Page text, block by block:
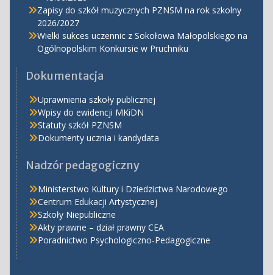
Zapisy do szkół muzycznych PZNSM na rok szkolny
2026/2027
Wielki sukces uczennic z Sokołowa Małopolskiego na
Ogólnopolskim Konkursie w Pruchniku
Dokumentacja
Uprawnienia szkoły publicznej
Wpisy do ewidencji MKiDN
Statuty szkół PZNSM
Dokumenty ucznia i kandydata
Nadzór pedagogiczny
Ministerstwo Kultury i Dziedzictwa Narodowego
Centrum Edukacji Artystycznej
Szkoły Niepubliczne
Akty prawne – dział prawny CEA
Poradnictwo Psychologiczno-Pedagogiczne